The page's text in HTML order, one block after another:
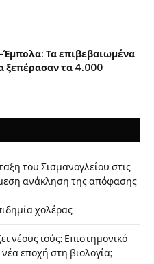
Τα επιβεβαιωμένα
ξεπέρασαν τα 4.000
του Σισμανογλείου στις
ανάκληση της απόφασης
χολέρας
νέους ιούς: Επιστημονικό
εποχή στη βιολογία;